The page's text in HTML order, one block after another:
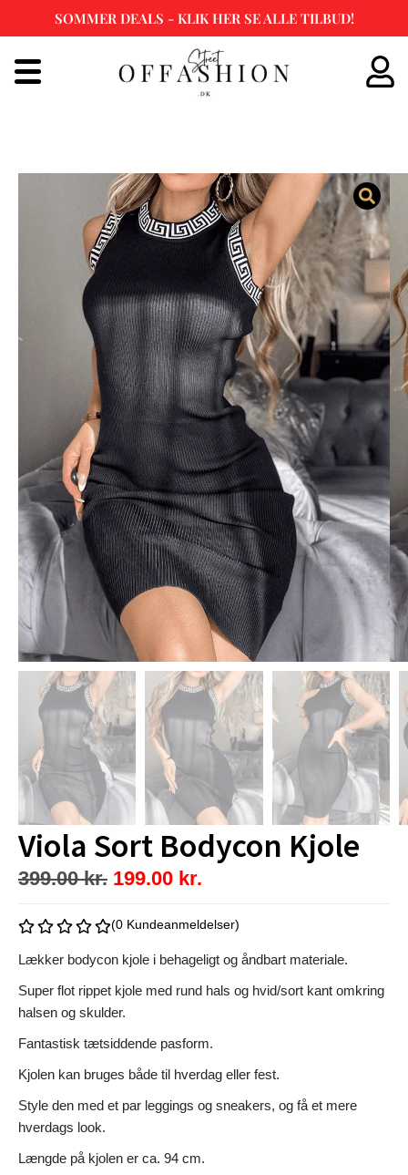
til
SOMMER DEALS - KLIK HER SE ALLE TILBUD!
Viola Sort Bodycon Kjole
399.00kr. 199.00 kr.
(0 Kundeanmeldelser)
Lækker bodycon kjole i behageligt og åndbart materiale.
Super flot rippet kjole med rund hals og hvid/sort kant omkring
halsen og skulder.
Fantastisk tætsiddende pasform.
Kjolen kan bruges både til hverdag eller fest.
Style den med et par leggings og sneakers, og få et mere
hverdags look.
Længde på kjolen er ca. 94 cm.